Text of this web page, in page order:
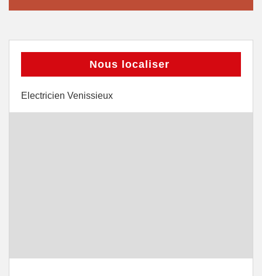
Nous localiser
Electricien Venissieux